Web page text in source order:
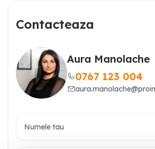
Contacteaza
Aura Manolache
0767 123 004